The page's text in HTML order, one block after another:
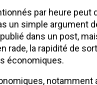
par heure peut
un simple argument
dans un post,
rade, la rapidité de
économiques.
notamment